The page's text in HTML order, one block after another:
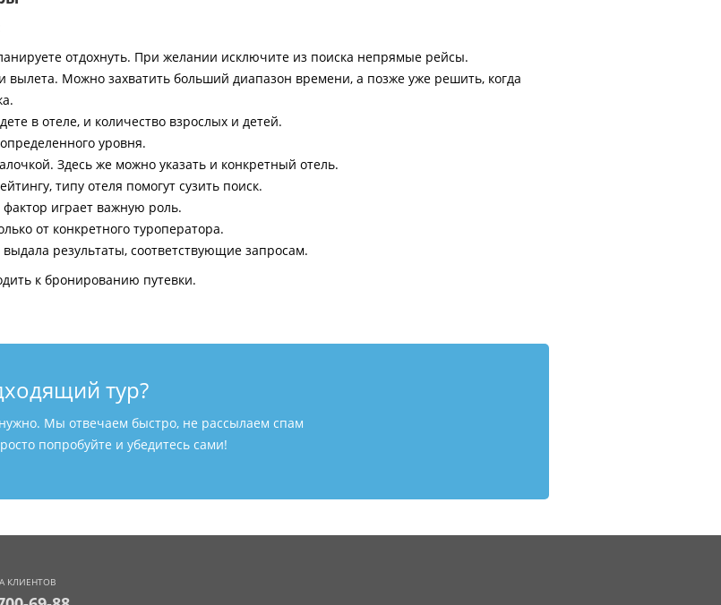
отдохнуть. При желании исключите из поиска непрямые рейсы.
Можно захватить больший диапазон времени, а позже уже решить, когда
в отеле, и количество взрослых и детей.
уровня.
Здесь же можно указать и конкретный отель.
типу отеля помогут сузить поиск.
играет важную роль.
от конкретного туроператора.
результаты, соответствующие запросам.
к бронированию путевки.
тур?
Мы отвечаем быстро, не рассылаем спам
попробуйте и убедитесь сами!
КЛИЕНТОВ